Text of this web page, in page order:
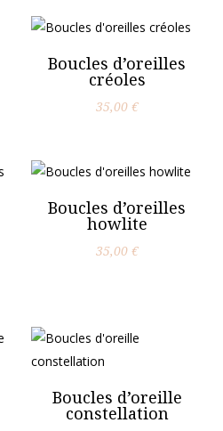
Boucles d’oreilles
créoles
35,00 €
Boucles d’oreilles
howlite
35,00 €
Boucles d’oreille
constellation